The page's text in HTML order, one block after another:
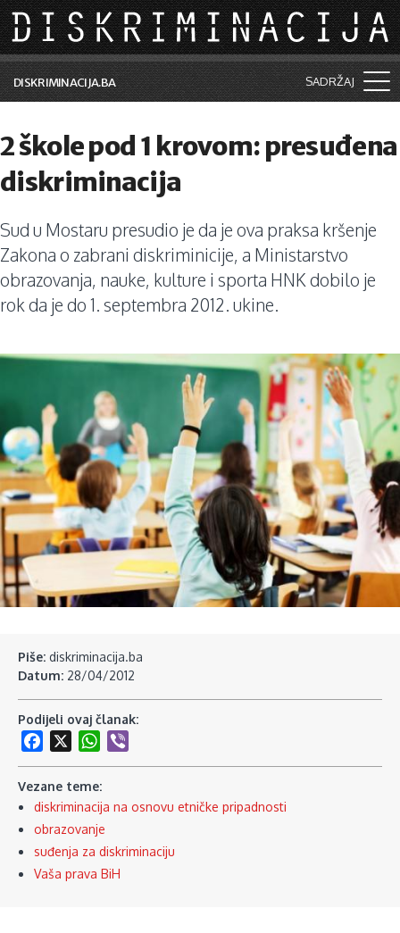
Skip to main content
DISKRIMINACIJA.BA SADRŽAJ
Vijesti i događaji
Aktuelne teme
Kolumne
Lične priče
Saradnja sa medijima
2 škole pod 1 krovom: presuđena
diskriminacija
Sud u Mostaru presudio je da je ova praksa kršenje
Zakona o zabrani diskriminicije, a Ministarstvo
obrazovanja, nauke, kulture i sporta HNK dobilo je
rok da je do 1. septembra 2012. ukine.
Piše: diskriminacija.ba
Datum: 28/04/2012
Podijeli ovaj članak:
Facebook
WhatsApp
Vezane teme:
diskriminacija na osnovu etničke pripadnosti
obrazovanje
suđenja za diskriminaciju
Vaša prava BiH